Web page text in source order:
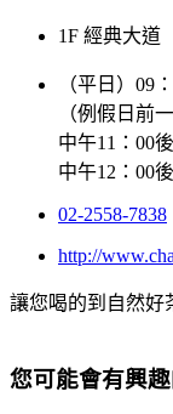
1F 經典大道
（平日）09
（例假日前
中午11：00
中午12：00
02-2558-7838
http://
讓您喝的到自然好
您可能會有興